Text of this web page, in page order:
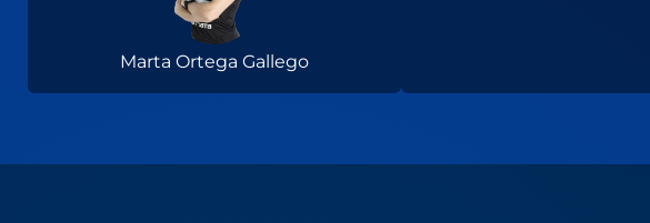
Marta Ortega Gallego